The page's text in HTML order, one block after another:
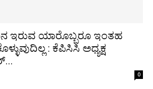
ಇರುವ ಯಾರೊಬ್ಬರೂ ಇಂತಹ
: ಕೆಪಿಸಿಸಿ ಅಧ್ಯಕ್ಷ
0